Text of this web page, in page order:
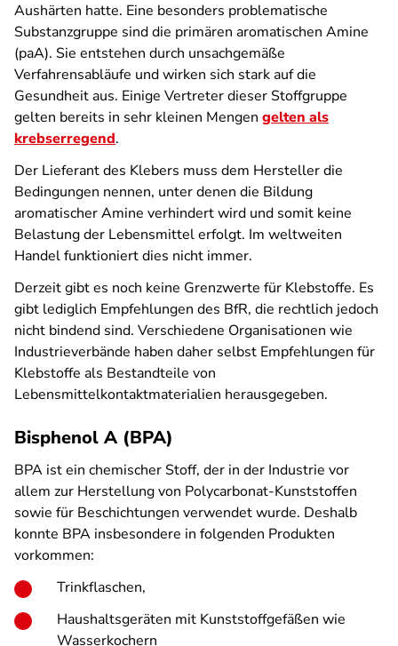
Aushärten hatte. Eine besonders problematische
Substanzgruppe sind die primären aromatischen Amine
(paA). Sie entstehen durch unsachgemäße
Verfahrensabläufe und wirken sich stark auf die
Gesundheit aus. Einige Vertreter dieser Stoffgruppe
gelten bereits in sehr kleinen Mengen gelten als
krebserregend.
Der Lieferant des Klebers muss dem Hersteller die
Bedingungen nennen, unter denen die Bildung
aromatischer Amine verhindert wird und somit keine
Belastung der Lebensmittel erfolgt. Im weltweiten
Handel funktioniert dies nicht immer.
Derzeit gibt es noch keine Grenzwerte für Klebstoffe. Es
gibt lediglich Empfehlungen des BfR, die rechtlich jedoch
nicht bindend sind. Verschiedene Organisationen wie
Industrieverbände haben daher selbst Empfehlungen für
Klebstoffe als Bestandteile von
Lebensmittelkontaktmaterialien herausgegeben.
Bisphenol A (BPA)
BPA ist ein chemischer Stoff, der in der Industrie vor
allem zur Herstellung von Polycarbonat-Kunststoffen
sowie für Beschichtungen verwendet wurde. Deshalb
konnte BPA insbesondere in folgenden Produkten
vorkommen:
Trinkflaschen,
Haushaltsgeräten mit Kunststoffgefäßen wie
Wasserkochern